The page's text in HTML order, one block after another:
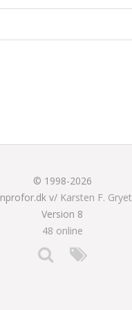
© 1998-2026
v/ Karsten F. Gryet
Version 8
48 online